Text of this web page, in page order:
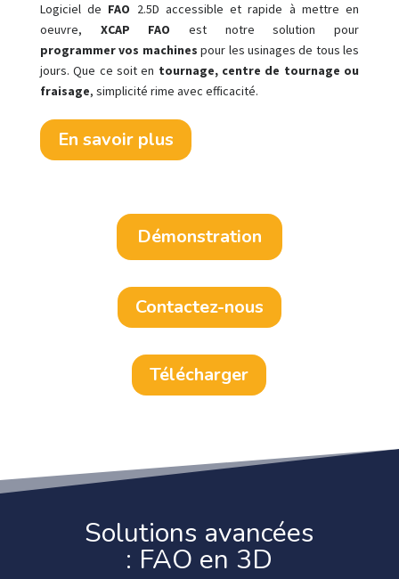
Logiciel de FAO 2.5D accessible et rapide à mettre en
oeuvre, XCAP FAO est notre solution pour
programmer vos machines pour les usinages de tous les
jours. Que ce soit en tournage, centre de tournage ou
fraisage, simplicité rime avec efficacité.
En savoir plus
Démonstration
Contactez-nous
Télécharger
Solutions avancées
: FAO en 3D